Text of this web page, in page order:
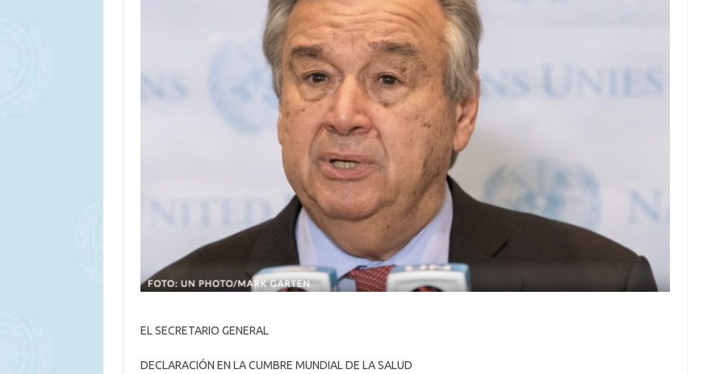
EL SECRETARIO GENERAL
DECLARACIÓN EN LA CUMBRE MUNDIAL DE LA SALUD